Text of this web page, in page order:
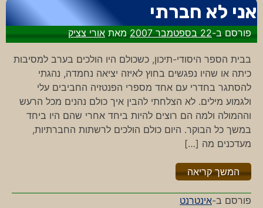
אני לא חברתי
פורסם ב-22 בספטמבר 2007 מאתאורי צציק
בבית הספר היסודי-תיכון, כשכולם היו הולכים בערב למסיבות
כיתה או שהיו נפגשים בחוץ לאיזה יציאה נחמדה, נהגתי
להסתגר בחדרי עם אחד מספרי הפנטזיה החביבים עלי
ולגמוע מילים. לא הצלחתי להבין איך כולם נהנים מכל הרעש
וההמולה ולמה הם רוצים להיות ביחד אחרי שהם היו ביחד
במשך כל הבוקר. היום כולם הולכים לרשתות החברתיות,
מעדכנים מה […]
המשך קריאה"%s"
פורסם ב-אינטרנט